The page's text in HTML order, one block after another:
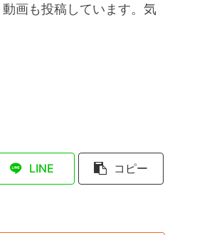
画も投稿しています。気
LINE コピー